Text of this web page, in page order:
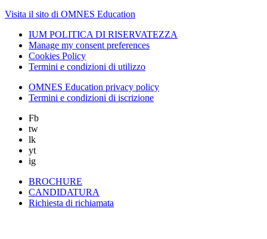
Visita il sito di OMNES Education
IUM POLITICA DI RISERVATEZZA
Manage my consent preferences
Cookies Policy
Termini e condizioni di utilizzo
OMNES Education privacy policy
Termini e condizioni di iscrizione
Fb
tw
lk
yt
ig
BROCHURE
CANDIDATURA
Richiesta di richiamata